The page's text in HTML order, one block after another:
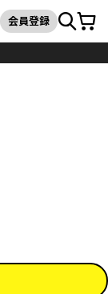
検索
会員登録カート